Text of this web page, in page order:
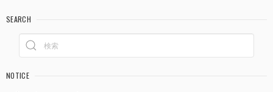
SEARCH
NOTICE